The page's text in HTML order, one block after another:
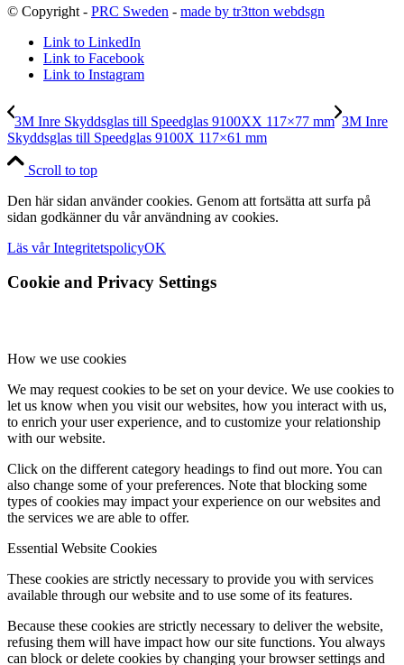
© Copyright - PRC Sweden - made by tr3tton webdsgn
Link to LinkedIn
Link to Facebook
Link to Instagram
3M Inre Skyddsglas till Speedglas 9100XX 117×77 mm 3M Inre
Skyddsglas till Speedglas 9100X 117×61 mm
Scroll to top
Den här sidan använder cookies. Genom att fortsätta att surfa på
sidan godkänner du vår användning av cookies.
Läs vår IntegritetspolicyOK
Cookie and Privacy Settings
How we use cookies
We may request cookies to be set on your device. We use cookies to
let us know when you visit our websites, how you interact with us,
to enrich your user experience, and to customize your relationship
with our website.
Click on the different category headings to find out more. You can
also change some of your preferences. Note that blocking some
types of cookies may impact your experience on our websites and
the services we are able to offer.
Essential Website Cookies
These cookies are strictly necessary to provide you with services
available through our website and to use some of its features.
Because these cookies are strictly necessary to deliver the website,
refusing them will have impact how our site functions. You always
can block or delete cookies by changing your browser settings and